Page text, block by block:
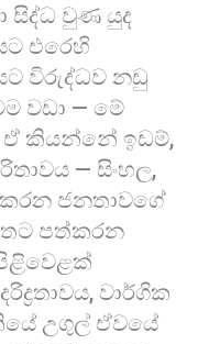
සිද්ධ වුණ යුද
එරෙහි
විරුද්ධව නඩු
වඩා — මේ
ඒ කියන්නේ ඉඩම්,
— සිංහල,
ජනතාවගේ
පත්කරන
වාර්ගික
උගුල් ඒවයේ